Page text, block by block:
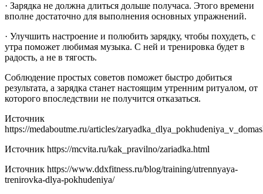
· Зарядка не должна длиться дольше получаса. Этого времени
вполне достаточно для выполнения основных упражнений.
· Улучшить настроение и полюбить зарядку, чтобы похудеть, с
утра поможет любимая музыка. С ней и тренировка будет в
радость, а не в тягость.
Соблюдение простых советов поможет быстро добиться
результата, а зарядка станет настоящим утренним ритуалом, от
которого впоследствии не получится отказаться.
Источник
https://medaboutme.ru/articles/
Источник https://mcvita.ru/kak_pravilno/zariadka.html
Источник https://www.ddxfitness.ru/blog/training/utrennyaya-
trenirovka-dlya-pokhudeniya/